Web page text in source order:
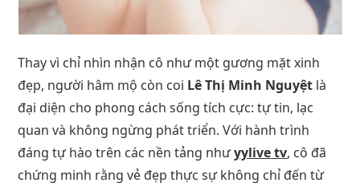
Thay vì chỉ nhìn nhận cô như một gương mặt xinh
đẹp, người hâm mộ còn coi Lê Thị Minh Nguyệt là
đại diện cho phong cách sống tích cực: tự tin, lạc
quan và không ngừng phát triển. Với hành trình
đáng tự hào trên các nền tảng nhưyylive tv, cô đã
chứng minh rằng vẻ đẹp thực sự không chỉ đến từ